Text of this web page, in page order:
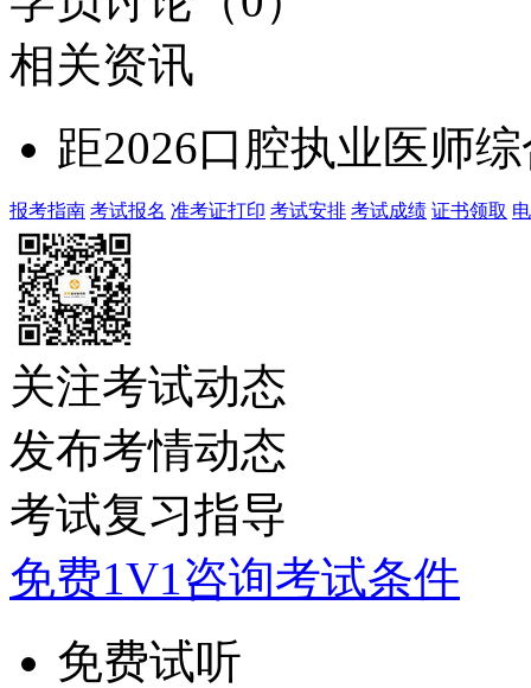
相关资讯
距2026口腔执业医师
报考指南 考试报名 准考证打印 考试安排 考试成绩 证书领取
关注考试动态
发布考情动态
考试复习指导
免费1V1咨询考试条件
免费试听